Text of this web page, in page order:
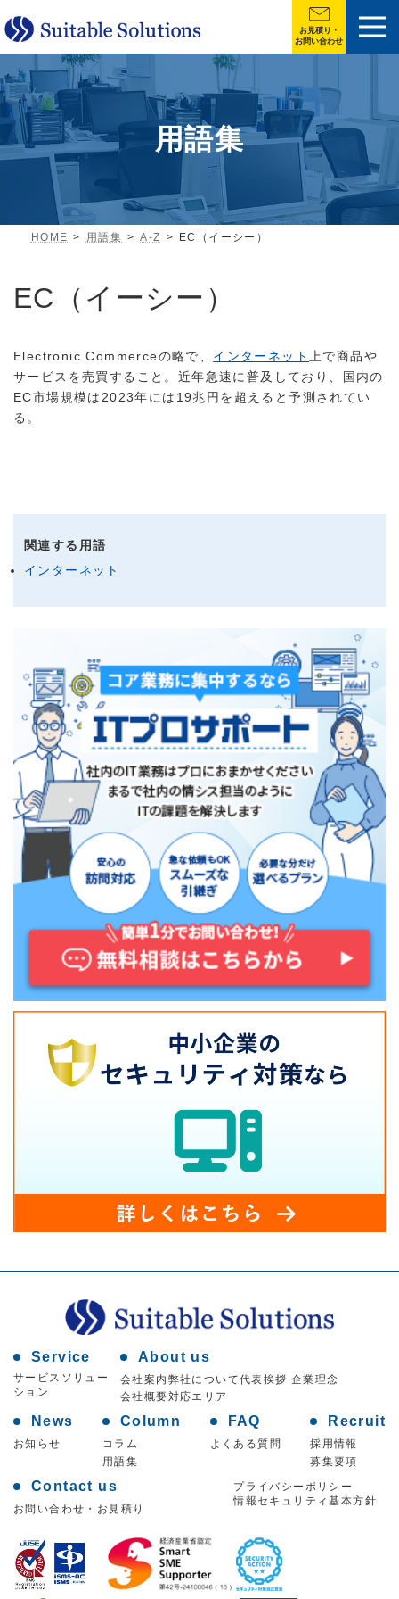
お見積り・
お問い合わせ
用語集
HOME 用語集 A-Z EC（イーシー）
EC（イーシー）
Electronic Commerceの略で、 インターネット
上で商品や
サービスを売買すること。近年急速に普及しており、国内の
EC市場規模は2023年には19兆円を超えると予測されてい
る。
関連する用語
インターネット
Service
サービスソリュー
ション
About us
会社案内 弊社について代表挨拶 企業理念
会社概要対応エリア
News
お知らせ
Column
コラム
用語集
FAQ
よくある質問
Recruit
採用情報
募集要項
Contact us
お問い合わせ・お見積り
プライバシーポリシー
情報セキュリティ基本方針